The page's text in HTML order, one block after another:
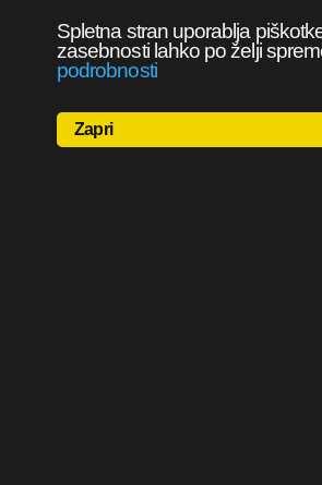
Spletna stran uporablja
zasebnosti lahko po želji
podrobnosti
Zapri